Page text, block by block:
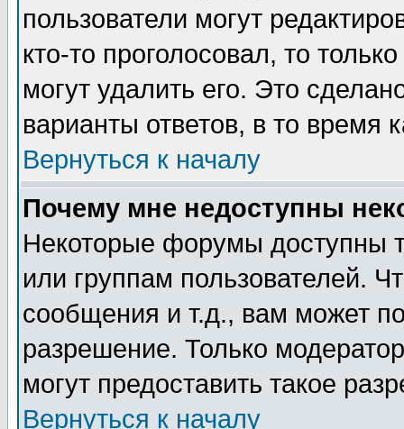
пользователи могут
кто-то проголосовал, то
могут удалить его. Это
варианты ответов, в то время
Вернуться к началу
Почему мне недоступны
Некоторые форумы доступны
или группам пользователей.
сообщения и т.д., вам может
разрешение. Только
могут предоставить такое
Вернуться к началу